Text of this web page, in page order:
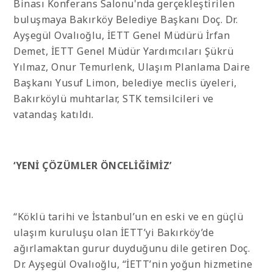
Binası Konferans Salonu'nda gerçekleştirilen
buluşmaya Bakırköy Belediye Başkanı Doç. Dr.
Ayşegül Ovalıoğlu, İETT Genel Müdürü İrfan
Demet, İETT Genel Müdür Yardımcıları Şükrü
Yılmaz, Onur Temurlenk, Ulaşım Planlama Daire
Başkanı Yusuf Limon, belediye meclis üyeleri,
Bakırköylü muhtarlar, STK temsilcileri ve
vatandaş katıldı.
‘YENİ ÇÖZÜMLER ÖNCELİĞİMİZ’
“Köklü tarihi ve İstanbul’un en eski ve en güçlü
ulaşım kuruluşu olan İETT’yi Bakırköy’de
ağırlamaktan gurur duyduğunu dile getiren Doç.
Dr. Ayşegül Ovalıoğlu, “İETT’nin yoğun hizmetine